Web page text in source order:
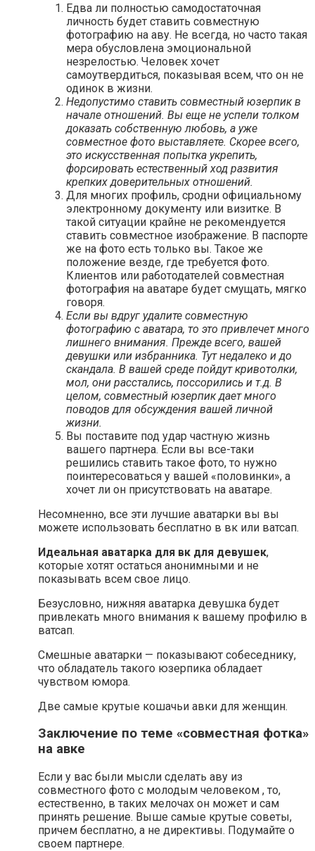
Едва ли полностью самодостаточная
личность будет ставить совместную
фотографию на аву. Не всегда, но часто такая
мера обусловлена эмоциональной
незрелостью. Человек хочет
самоутвердиться, показывая всем, что он не
одинок в жизни.
Недопустимо ставить совместный юзерпик в
начале отношений. Вы еще не успели толком
доказать собственную любовь, а уже
совместное фото выставляете. Скорее всего,
это искусственная попытка укрепить,
форсировать естественный ход развития
крепких доверительных отношений.
Для многих профиль, сродни официальному
электронному документу или визитке. В
такой ситуации крайне не рекомендуется
ставить совместное изображение. В паспорте
же на фото есть только вы. Такое же
положение везде, где требуется фото.
Клиентов или работодателей совместная
фотография на аватаре будет смущать, мягко
говоря.
Если вы вдруг удалите совместную
фотографию с аватара, то это привлечет много
лишнего внимания. Прежде всего, вашей
девушки или избранника. Тут недалеко и до
скандала. В вашей среде пойдут кривотолки,
мол, они расстались, поссорились и т.д. В
целом, совместный юзерпик дает много
поводов для обсуждения вашей личной
жизни.
Вы поставите под удар частную жизнь
вашего партнера. Если вы все-таки
решились ставить такое фото, то нужно
поинтересоваться у вашей «половинки», а
хочет ли он присутствовать на аватаре.
Несомненно, все эти лучшие аватарки вы вы
можете использовать бесплатно в вк или ватсап.
Идеальная аватарка для вк для девушек,
которые хотят остаться анонимными и не
показывать всем свое лицо.
Безусловно, нижняя аватарка девушка будет
привлекать много внимания к вашему профилю в
ватсап.
Смешные аватарки — показывают собеседнику,
что обладатель такого юзерпика обладает
чувством юмора.
Две самые крутые кошачьи авки для женщин.
Заключение по теме «совместная фотка»
на авке
Если у вас были мысли сделать аву из
совместного фото с молодым человеком , то,
естественно, в таких мелочах он может и сам
принять решение. Выше самые крутые советы,
причем бесплатно, а не директивы. Подумайте о
своем партнере.